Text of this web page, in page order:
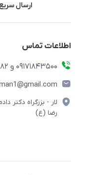
ارسال
اطلاعات تماس
09171843500 و 07152240182
لار - بزرگراه دکتر
رضا (ع)